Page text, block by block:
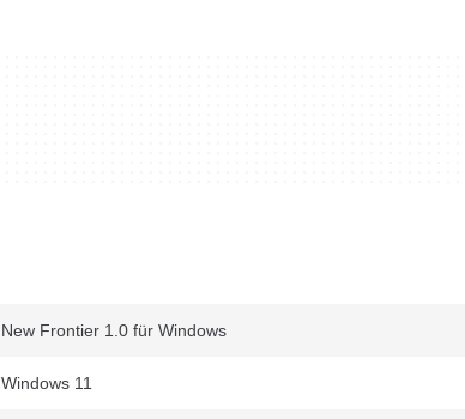
New Frontier 1.0 für Windows
Windows 11